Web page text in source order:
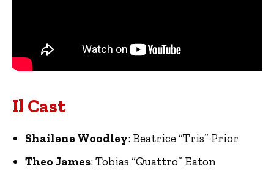
Il Cast
Shailene Woodley: Beatrice “Tris” Prior
Theo James: Tobias “Quattro” Eaton